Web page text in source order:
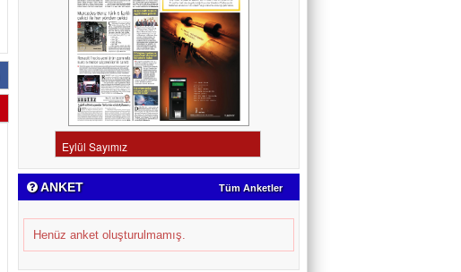
ANKET Tüm Anketler
Henüz anket oluşturulmamış.